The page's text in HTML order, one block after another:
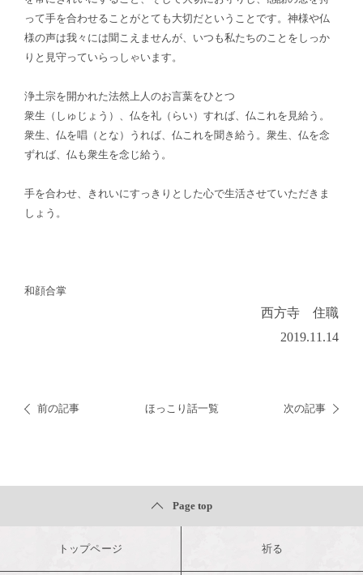
って手を合わせることがとても大切だということです。神様や仏
様の声は我々には聞こえませんが、いつも私たちのことをしっか
りと見守っていらっしゃいます。
浄土宗を開かれた法然上人のお言葉をひとつ
衆生（しゅじょう）、仏を礼（らい）すれば、仏これを見給う。
衆生、仏を唱（とな）うれば、仏これを聞き給う。衆生、仏を念
ずれば、仏も衆生を念じ給う。
手を合わせ、きれいにすっきりとした心で生活させていただきま
しょう。
和顔合掌
西方寺 住職
2019.11.14
前の記事 ほっこり話一覧 次の記事
Page top
トップページ 祈る